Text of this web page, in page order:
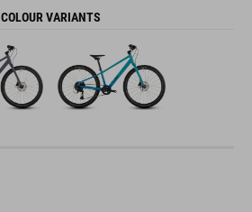
COLOUR VARIANTS